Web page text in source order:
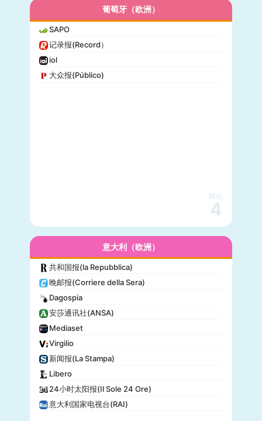
葡萄牙（欧洲）
SAPO
记录报(Record）
iol
大众报(Público)
网站
4
意大利（欧洲）
共和国报(la Repubblica)
晚邮报(Corriere della Sera)
Dagospia
安莎通讯社(ANSA)
Mediaset
Virgilio
新闻报(La Stampa)
Libero
24小时太阳报(Il Sole 24 Ore)
意大利国家电视台(RAI)